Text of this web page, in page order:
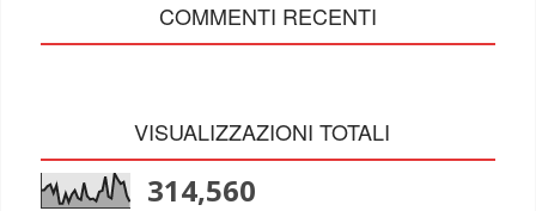
COMMENTI RECENTI
VISUALIZZAZIONI TOTALI
314,560